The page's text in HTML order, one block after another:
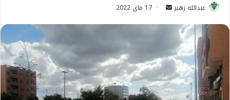
عبدالله زهير
a
n
e
m
17 ماي 2022